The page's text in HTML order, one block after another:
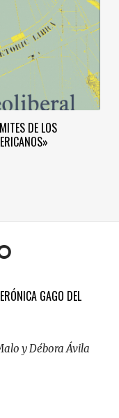
DE LOS
GAGO DEL
y Débora Ávila